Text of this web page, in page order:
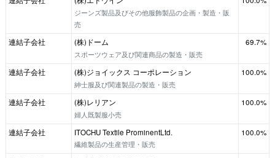
ジーンズ製品及びその他服飾製品の企画・製造・販
売
連結子会社
(株)ドーム
スポーツウェア及び関連商品の製造・販売
69.7%
連結子会社
(株)ジョイックス コーポレーション
紳士服及び関連製品の製造・販売
100.0%
連結子会社
(株)レリアン
婦人既製服小売
100.0%
連結子会社
ITOCHU Textile ProminentLtd.
繊維製品の生産管理・販売
100.0%